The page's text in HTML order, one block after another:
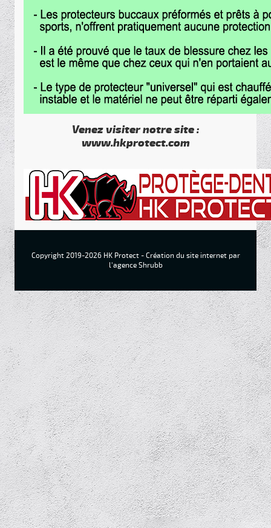
Venez visiter notre site :
www.hkprotect.com
Copyright 2019-2026 HK Protect - Création du site internet par
l'agence Shrubb